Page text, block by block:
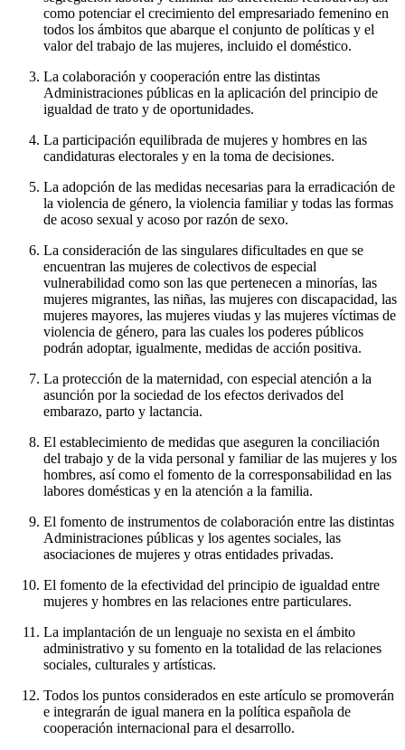
como potenciar el crecimiento del empresariado femenino en
todos los ámbitos que abarque el conjunto de políticas y el
valor del trabajo de las mujeres, incluido el doméstico.
La colaboración y cooperación entre las distintas
Administraciones públicas en la aplicación del principio de
igualdad de trato y de oportunidades.
La participación equilibrada de mujeres y hombres en las
candidaturas electorales y en la toma de decisiones.
La adopción de las medidas necesarias para la erradicación de
la violencia de género, la violencia familiar y todas las formas
de acoso sexual y acoso por razón de sexo.
La consideración de las singulares dificultades en que se
encuentran las mujeres de colectivos de especial
vulnerabilidad como son las que pertenecen a minorías, las
mujeres migrantes, las niñas, las mujeres con discapacidad, las
mujeres mayores, las mujeres viudas y las mujeres víctimas de
violencia de género, para las cuales los poderes públicos
podrán adoptar, igualmente, medidas de acción positiva.
La protección de la maternidad, con especial atención a la
asunción por la sociedad de los efectos derivados del
embarazo, parto y lactancia.
El establecimiento de medidas que aseguren la conciliación
del trabajo y de la vida personal y familiar de las mujeres y los
hombres, así como el fomento de la corresponsabilidad en las
labores domésticas y en la atención a la familia.
El fomento de instrumentos de colaboración entre las distintas
Administraciones públicas y los agentes sociales, las
asociaciones de mujeres y otras entidades privadas.
El fomento de la efectividad del principio de igualdad entre
mujeres y hombres en las relaciones entre particulares.
La implantación de un lenguaje no sexista en el ámbito
administrativo y su fomento en la totalidad de las relaciones
sociales, culturales y artísticas.
Todos los puntos considerados en este artículo se promoverán
e integrarán de igual manera en la política española de
cooperación internacional para el desarrollo.